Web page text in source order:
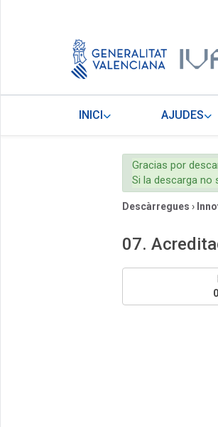
INICI AJUDES
Gracias por
Si la descarga no
Descàrregues ›
07.